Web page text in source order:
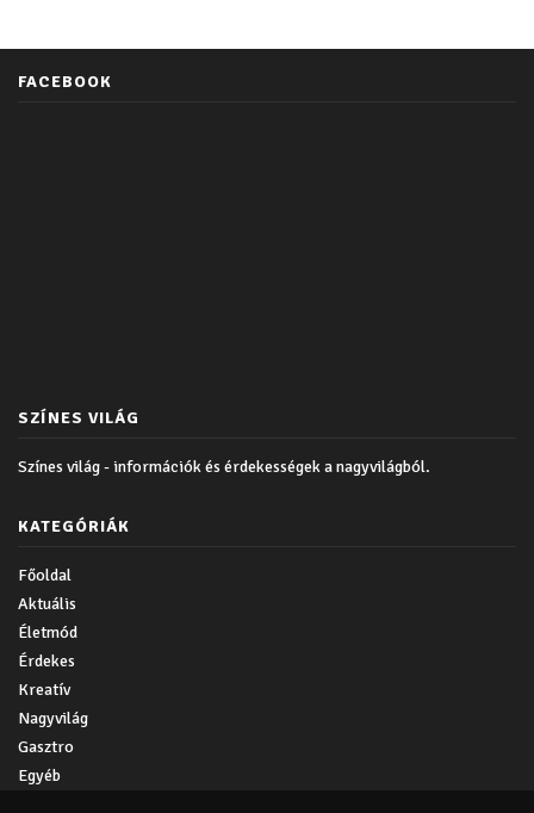
FACEBOOK
SZÍNES VILÁG
Színes világ - információk és érdekességek a nagyvilágból.
KATEGÓRIÁK
Főoldal
Aktuális
Életmód
Érdekes
Kreatív
Nagyvilág
Gasztro
Egyéb